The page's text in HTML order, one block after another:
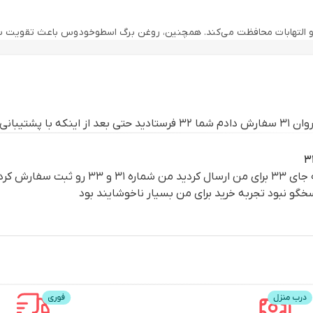
و التهابات محافظت می‌کند. همچنین، روغن برگ اسطوخودوس باعث
می‌دهد. با استفاده مداوم از این محصول، پوست شما تغذیه می‌شود و
چین‌وچروک‌های پوست می‌شود.
خوش آمدید. حالا شما هم می‌توانید پوست جوان و سالم خود را با این
جواب هم ندادن.
نبود تجربه خرید برای من بسیار ناخوشایند بود